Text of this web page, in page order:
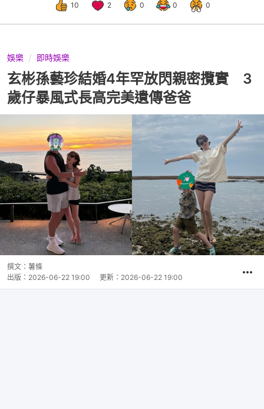
10 2 0 0 0
娛樂 即時娛樂
玄彬孫藝珍結婚4年罕放閃親密攬實 3
歲仔暴風式長高完美遺傳爸爸
撰文： 薯條
出版： 2026-06-22 19:00 更新： 2026-06-22 19:00